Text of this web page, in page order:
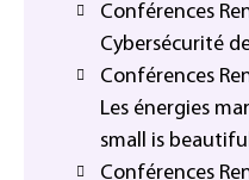
Conférences
Cybersécurité
Conférences
Les énergies
small is
Conférences